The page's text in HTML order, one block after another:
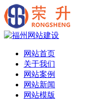
网站首页
关于我们
网站案例
网站新闻
网站模版